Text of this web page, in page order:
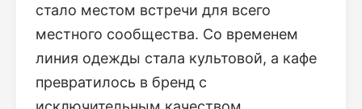
стало местом встречи для всего
местного сообщества. Со временем
линия одежды стала культовой, а кафе
превратилось в бренд с